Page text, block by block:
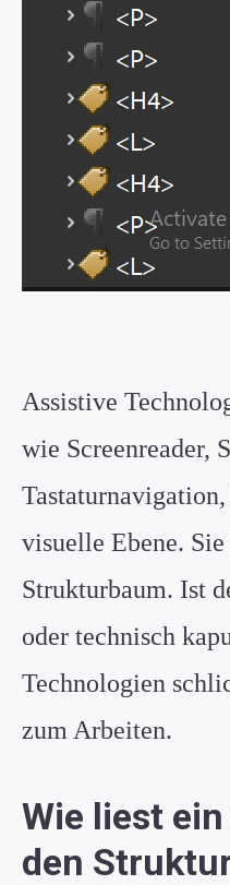
Assistive
wie Screenreader,
visuelle Ebene. Sie
Strukturbaum. Ist
oder technisch
Technologien
zum Arbeiten.
Wie liest
den